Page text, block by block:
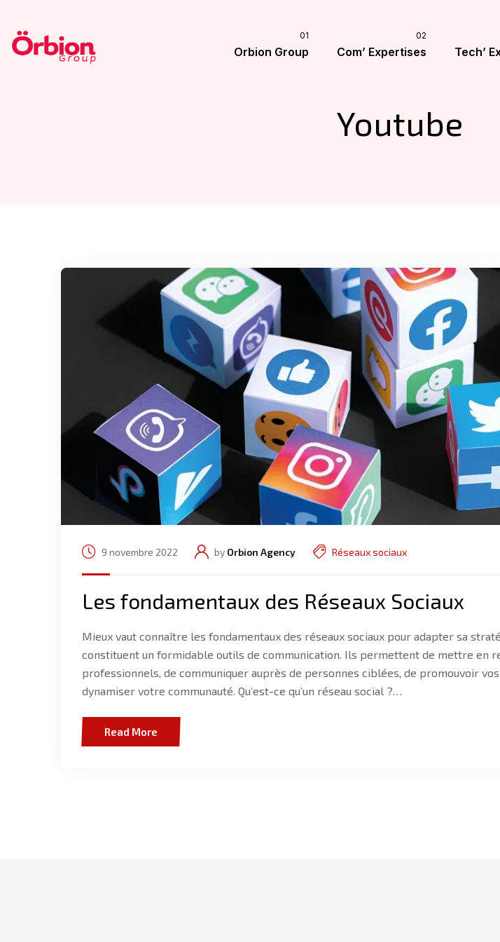
Orbion Group Com’ Expertises Tech’
Youtube
9 novembre 2022 by Orbion Agency Réseaux sociaux
Les fondamentaux des Réseaux Sociaux
Mieux vaut connaître les fondamentaux des réseaux sociaux pour adapter sa
constituent un formidable outils de communication. Ils permettent de mettre en
professionnels, de communiquer auprès de personnes ciblées, de promouvoir
dynamiser votre communauté. Qu’est-ce qu’un réseau social ?…
Read More